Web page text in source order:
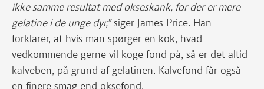
ikke samme resultat med okseskank, for der er mere
gelatine i de unge dyr,”siger James Price. Han
forklarer, at hvis man spørger en kok, hvad
vedkommende gerne vil koge fond på, så er det altid
kalveben, på grund af gelatinen. Kalvefond får også
en finere smag end oksefond.